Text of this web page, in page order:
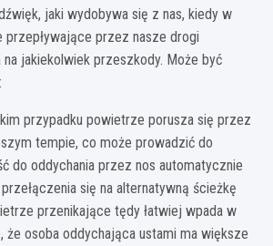
jaki wydobywa się z nas, kiedy w
przez nasze drogi
jakiekolwiek przeszkody. Może być
przypadku powietrze porusza się przez
tempie, co może prowadzić do
do oddychania przez nos automatycznie
się na alternatywną ścieżkę
przenikające tędy łatwiej wpada w
że osoba oddychająca ustami ma większe